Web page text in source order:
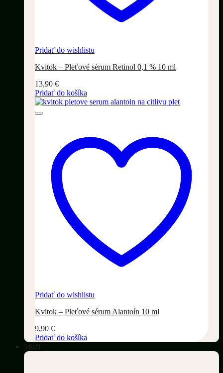
Pridať do wishlistu
Kvitok – Pleťové sérum Retinol 0,1 % 10 ml
13,90 €
Pridať do košíka
Pridať do wishlistu
Kvitok – Pleťové sérum Alantoín 10 ml
9,90 €
Pridať do košíka
Muži